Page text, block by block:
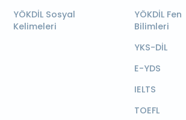
YÖKDİL Sosyal
Kelimeleri
YÖKDİL Fen
Bilimleri
YKS-DİL
E-YDS
IELTS
TOEFL